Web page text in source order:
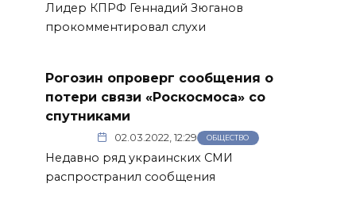
Лидер КПРФ Геннадий Зюганов
прокомментировал слухи
Рогозин опроверг сообщения о
потери связи «Роскосмоса» со
спутниками
02.03.2022, 12:29 ОБЩЕСТВО
Недавно ряд украинских СМИ
распространил сообщения